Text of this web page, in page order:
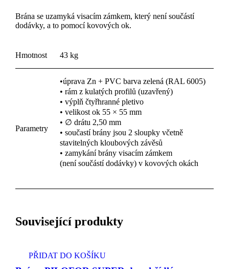
Brána se uzamyká visacím zámkem, který není součástí
dodávky, a to pomocí kovových ok.
Hmotnost 43 kg
Parametry
•úprava Zn + PVC barva zelená (RAL 6005)
• rám z kulatých profilů (uzavřený)
• výplň čtyřhranné pletivo
• velikost ok 55 × 55 mm
• ∅ drátu 2,50 mm
• součastí brány jsou 2 sloupky včetně
stavitelných kloubových závěsů
• zamykání brány visacím zámkem
(není součástí dodávky) v kovových okách
Související produkty
PŘIDAT DO KOŠÍKU